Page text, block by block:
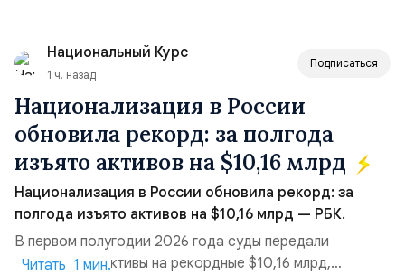
Национальный Курс
1 ч. назад
Подписаться
Национализация в России
обновила рекорд: за полгода
изъято активов на $10,16 млрд
Национализация в России обновила рекорд: за
полгода изъято активов на $10,16 млрд — РБК.
В первом полугодии 2026 года суды передали
государству активы на рекордные $10,16 млрд,
Читать 1 мин.